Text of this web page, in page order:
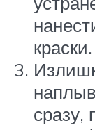
краски.
сразу,